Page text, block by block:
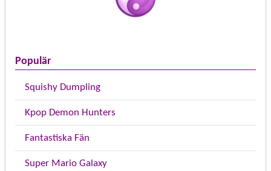
Populär
Squishy Dumpling
Kpop Demon Hunters
Fantastiska Fän
Super Mario Galaxy